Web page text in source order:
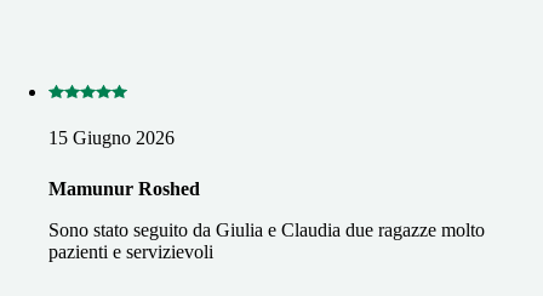
15 Giugno 2026
Mamunur Roshed
Sono stato seguito da Giulia e Claudia due ragazze molto
pazienti e servizievoli